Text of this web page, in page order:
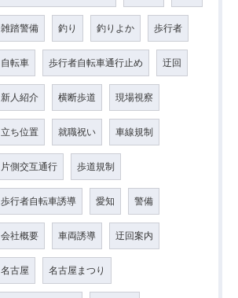
雑踏警備 釣り 釣りよか 歩行者
自転車 歩行者自転車通行止め 迂回
新人紹介 横断歩道 現場視察
立ち位置 就職祝い 車線規制
片側交互通行 歩道規制
歩行者自転車誘導 愛知 警備
会社概要 車両誘導 迂回案内
名古屋 名古屋まつり